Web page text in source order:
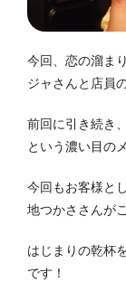
今回、恋の溜ま
ジャさんと店員
前回に引き続き
という濃い目の
今回もお客様と
地つかささんが
はじまりの乾杯
です！